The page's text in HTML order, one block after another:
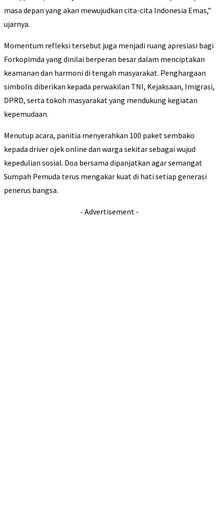
masa depan yang akan mewujudkan cita-cita Indonesia Emas,”
ujarnya.
Momentum refleksi tersebut juga menjadi ruang apresiasi bagi
Forkopimda yang dinilai berperan besar dalam menciptakan
keamanan dan harmoni di tengah masyarakat. Penghargaan
simbolis diberikan kepada perwakilan TNI, Kejaksaan, Imigrasi,
DPRD, serta tokoh masyarakat yang mendukung kegiatan
kepemudaan.
Menutup acara, panitia menyerahkan 100 paket sembako
kepada driver ojek online dan warga sekitar sebagai wujud
kepedulian sosial. Doa bersama dipanjatkan agar semangat
Sumpah Pemuda terus mengakar kuat di hati setiap generasi
penerus bangsa.
- Advertisement -